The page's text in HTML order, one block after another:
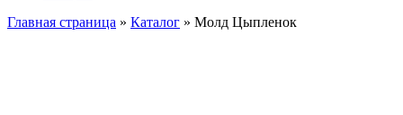
Главная страница » Каталог » Молд Цыпленок